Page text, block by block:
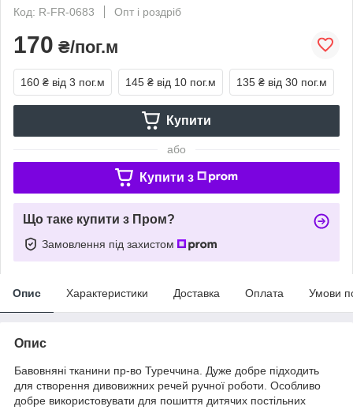
Код: R-FR-0683
Опт і роздріб
170 ₴/пог.м
160 ₴ від 3 пог.м 145 ₴ від 10 пог.м 135 ₴ від 30 пог.м
Купити
або
Купити з
Що таке купити з Пром?
Замовлення під захистом
Опис Характеристики Доставка Оплата Умови
Опис
Бавовняні тканини пр-во Туреччина. Дуже добре підходить
для створення дивовижних речей ручної роботи. Особливо
добре використовувати для пошиття дитячих постільних